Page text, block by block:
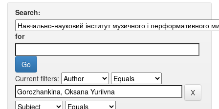
Search:
for
Current filters: